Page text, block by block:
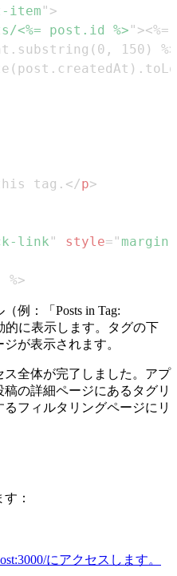
item " >
<%= post.id %> " >
150)
tag. </p>
link " style= "
例：「Posts in Tag:
的に表示します。タグの下
が表示されます。
全体が完了しました。アプ
の詳細ページにあるタグリ
フィルタリングページにリ
：
にアクセスします。